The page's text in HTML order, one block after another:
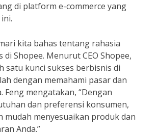
di platform e-commerce yang
kita bahas tentang rahasia
Shopee. Menurut CEO Shopee,
satu kunci sukses berbisnis di
dengan memahami pasar dan
Feng mengatakan, “Dengan
dan preferensi konsumen,
mudah menyesuaikan produk dan
Anda.”